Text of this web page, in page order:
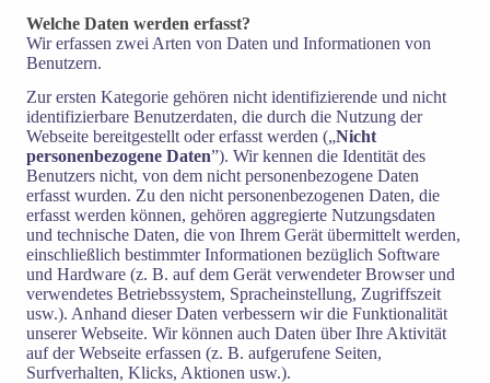
Welche Daten werden erfasst?
Wir erfassen zwei Arten von Daten und Informationen von
Benutzern.
Zur ersten Kategorie gehören nicht identifizierende und nicht
identifizierbare Benutzerdaten, die durch die Nutzung der
Webseite bereitgestellt oder erfasst werden („Nicht
personenbezogene Daten”). Wir kennen die Identität des
Benutzers nicht, von dem nicht personenbezogene Daten
erfasst wurden. Zu den nicht personenbezogenen Daten, die
erfasst werden können, gehören aggregierte Nutzungsdaten
und technische Daten, die von Ihrem Gerät übermittelt werden,
einschließlich bestimmter Informationen bezüglich Software
und Hardware (z. B. auf dem Gerät verwendeter Browser und
verwendetes Betriebssystem, Spracheinstellung, Zugriffszeit
usw.). Anhand dieser Daten verbessern wir die Funktionalität
unserer Webseite. Wir können auch Daten über Ihre Aktivität
auf der Webseite erfassen (z. B. aufgerufene Seiten,
Surfverhalten, Klicks, Aktionen usw.).